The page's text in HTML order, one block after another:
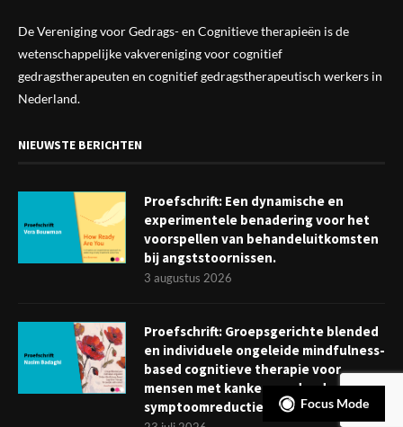
De Vereniging voor Gedrags- en Cognitieve therapieën is de
wetenschappelijke vakverenigingvoor cognitief
gedragstherapeuten en cognitief gedragstherapeutisch werkers in
Nederland.
NIEUWSTE BERICHTEN
Proefschrift: Een dynamische en
experimentele benadering voor het
voorspellen van behandeluitkomsten
bij angststoornissen.
3 augustus 2026
Proefschrift: Groepsgerichte blended
en individuele ongeleide mindfulness-
based cognitieve therapie voor
mensen met kanker: verder dan
symptoomreductie
Focus Mode